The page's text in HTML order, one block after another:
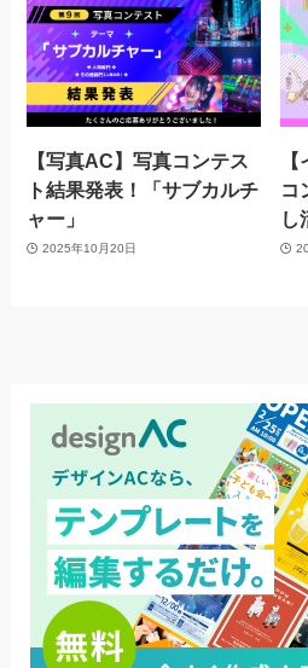
【写真AC】写真コンテス
ト結果発表！「サブカルチ
ャー」
2025年10月20日
コ
し